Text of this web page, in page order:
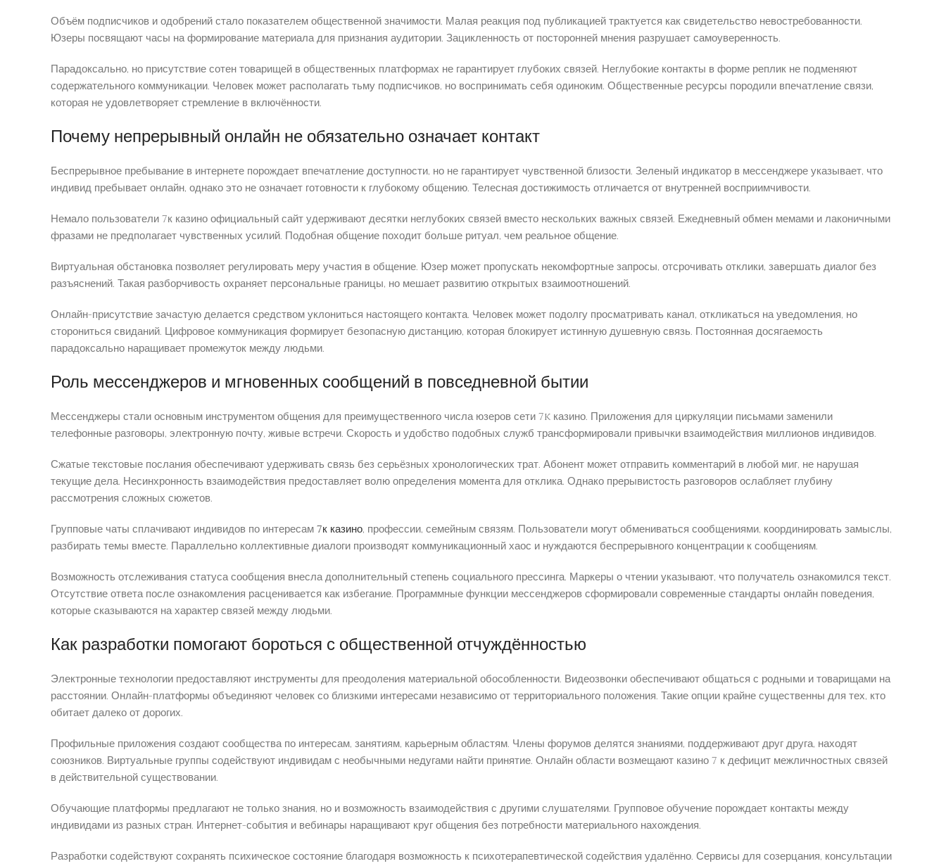
Объём подписчиков и одобрений стало показателем общественной значимости. Малая реакция под публикацией трактуется как свидетельство невостребованности.
Юзеры посвящают часы на формирование материала для признания аудитории. Зацикленность от посторонней мнения разрушает самоуверенность.
Парадоксально, но присутствие сотен товарищей в общественных платформах не гарантирует глубоких связей. Неглубокие контакты в форме реплик не подменяют
содержательного коммуникации. Человек может располагать тьму подписчиков, но воспринимать себя одиноким. Общественные ресурсы породили впечатление связи,
которая не удовлетворяет стремление в включённости.
Почему непрерывный онлайн не обязательно означает контакт
Беспрерывное пребывание в интернете порождает впечатление доступности, но не гарантирует чувственной близости. Зеленый индикатор в мессенджере указывает, что
индивид пребывает онлайн, однако это не означает готовности к глубокому общению. Телесная достижимость отличается от внутренней восприимчивости.
Немало пользователи 7к казино официальный сайт удерживают десятки неглубоких связей вместо нескольких важных связей. Ежедневный обмен мемами и лаконичными
фразами не предполагает чувственных усилий. Подобная общение походит больше ритуал, чем реальное общение.
Виртуальная обстановка позволяет регулировать меру участия в общение. Юзер может пропускать некомфортные запросы, отсрочивать отклики, завершать диалог без
разъяснений. Такая разборчивость охраняет персональные границы, но мешает развитию открытых взаимоотношений.
Онлайн-присутствие зачастую делается средством уклониться настоящего контакта. Человек может подолгу просматривать канал, откликаться на уведомления, но
сторониться свиданий. Цифровое коммуникация формирует безопасную дистанцию, которая блокирует истинную душевную связь. Постоянная досягаемость
парадоксально наращивает промежуток между людьми.
Роль мессенджеров и мгновенных сообщений в повседневной бытии
Мессенджеры стали основным инструментом общения для преимущественного числа юзеров сети 7k казино. Приложения для циркуляции письмами заменили
телефонные разговоры, электронную почту, живые встречи. Скорость и удобство подобных служб трансформировали привычки взаимодействия миллионов индивидов.
Сжатые текстовые послания обеспечивают удерживать связь без серьёзных хронологических трат. Абонент может отправить комментарий в любой миг, не нарушая
текущие дела. Несинхронность взаимодействия предоставляет волю определения момента для отклика. Однако прерывистость разговоров ослабляет глубину
рассмотрения сложных сюжетов.
Групповые чаты сплачивают индивидов по интересам7к казино, профессии, семейным связям. Пользователи могут обмениваться сообщениями, координировать замыслы,
разбирать темы вместе. Параллельно коллективные диалоги производят коммуникационный хаос и нуждаются беспрерывного концентрации к сообщениям.
Возможность отслеживания статуса сообщения внесла дополнительный степень социального прессинга. Маркеры о чтении указывают, что получатель ознакомился текст.
Отсутствие ответа после ознакомления расценивается как избегание. Программные функции мессенджеров сформировали современные стандарты онлайн поведения,
которые сказываются на характер связей между людьми.
Как разработки помогают бороться с общественной отчуждённостью
Электронные технологии предоставляют инструменты для преодоления материальной обособленности. Видеозвонки обеспечивают общаться с родными и товарищами на
расстоянии. Онлайн-платформы объединяют человек со близкими интересами независимо от территориального положения. Такие опции крайне существенны для тех, кто
обитает далеко от дорогих.
Профильные приложения создают сообщества по интересам, занятиям, карьерным областям. Члены форумов делятся знаниями, поддерживают друг друга, находят
союзников. Виртуальные группы содействуют индивидам с необычными недугами найти принятие. Онлайн области возмещают казино 7 к дефицит межличностных связей
в действительной существовании.
Обучающие платформы предлагают не только знания, но и возможность взаимодействия с другими слушателями. Групповое обучение порождает контакты между
индивидами из разных стран. Интернет-события и вебинары наращивают круг общения без потребности материального нахождения.
Разработки содействуют сохранять психическое состояние благодаря возможность к психотерапевтической содействия удалённо. Сервисы для созерцания, консультации